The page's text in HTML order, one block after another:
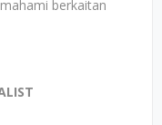
berkaitan